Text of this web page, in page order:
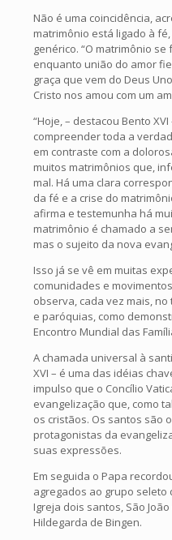
Não é uma coincidência,
matrimônio está ligado à
genérico. “O matrimônio
enquanto união do amor
graça que vem do Deus
Cristo nos amou com um
“Hoje, – destacou Bento
compreender toda a
em contraste com a
muitos matrimônios que,
mal. Há uma clara
da fé e a crise do
afirma e testemunha há
matrimônio é chamado a
mas o sujeito da nova
Isso já se vê em muitas
comunidades e
observa, cada vez mais,
e paróquias, como
Encontro Mundial das
A chamada universal à
XVI – é uma das idéias
impulso que o Concílio
evangelização que, como
os cristãos. Os santos são
protagonistas da
suas expressões.
Em seguida o Papa
agregados ao grupo seleto
Igreja dois santos, São
Hildegarda de Bingen.